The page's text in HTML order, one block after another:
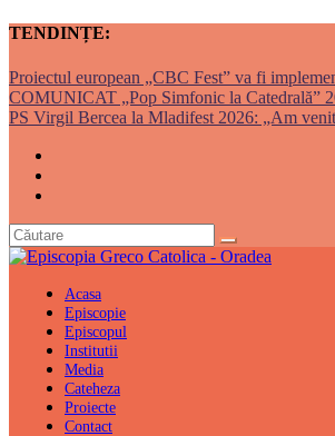
TENDINȚE:
Proiectul european „CBC Fest” va fi
COMUNICAT „Pop Simfonic la Catedrală”
PS Virgil Bercea la Mladifest 2026: „Am
Acasa
Episcopie
Episcopul
Institutii
Media
Cateheza
Proiecte
Contact